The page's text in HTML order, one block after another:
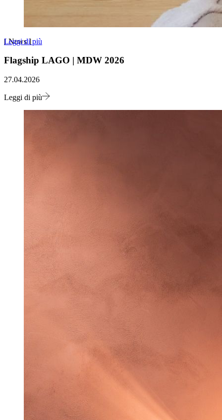
Leggi di più
[News]
Flagship LAGO | MDW 2026
27.04.2026
Leggi di più